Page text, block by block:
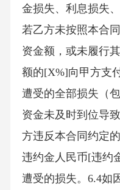
金损失、利息损失
若乙方未按照本合
资金额，或未履行
额的[X%]向甲方支
遭受的全部损失（
资金未及时到位导
方违反本合同约定
违约金人民币[违约
遭受的损失。6.4如